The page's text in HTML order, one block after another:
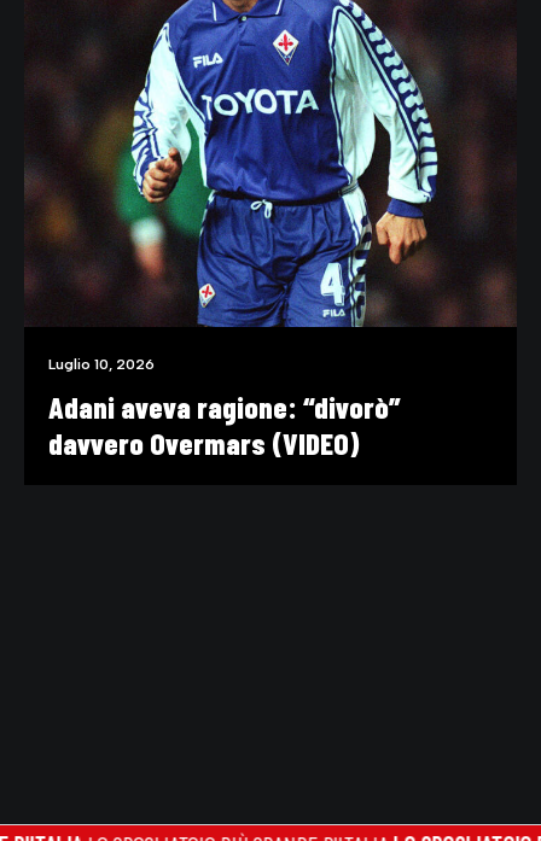
Luglio 10, 2026
Adani aveva ragione: “divorò”
davvero Overmars (VIDEO)